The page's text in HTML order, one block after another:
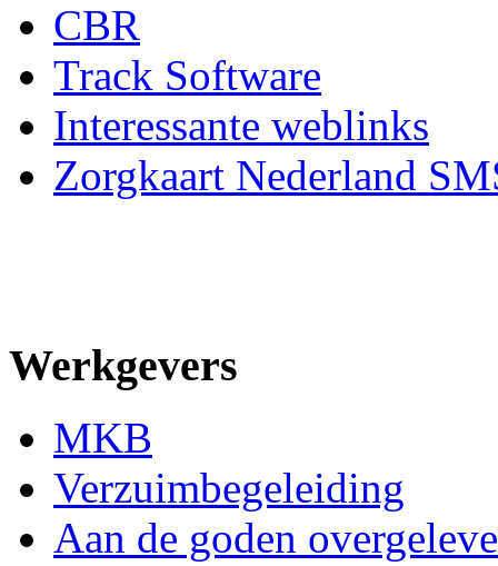
CBR
Track Software
Interessante weblinks
Zorgkaart Nederland
Werkgevers
MKB
Verzuimbegeleiding
Aan de goden